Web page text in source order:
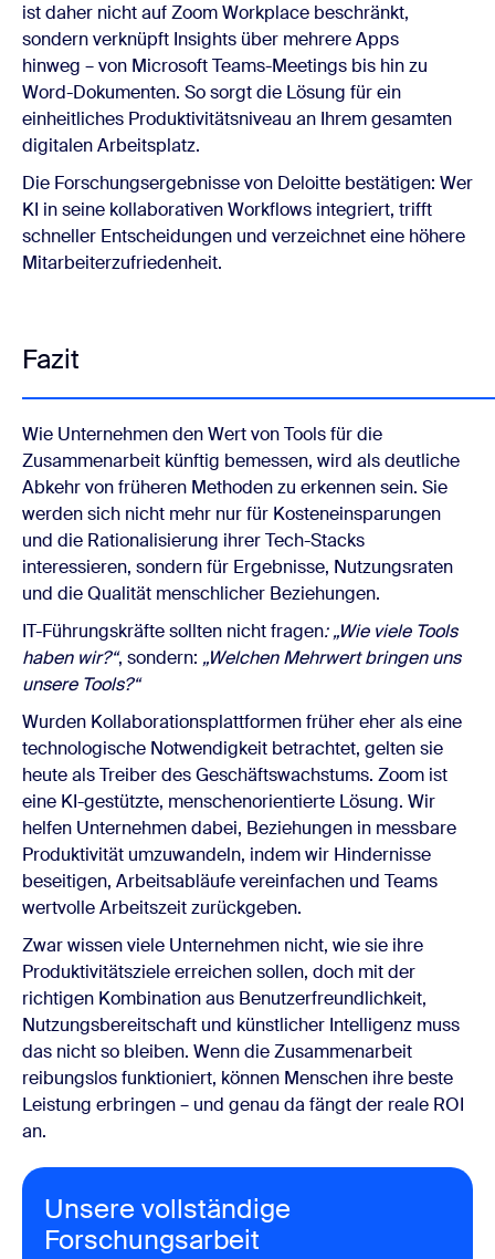
ist daher nicht auf Zoom Workplace beschränkt,
sondern verknüpft Insights über mehrere Apps
hinweg – von Microsoft Teams-Meetings bis hin zu
Word-Dokumenten. So sorgt die Lösung für ein
einheitliches Produktivitätsniveau an Ihrem gesamten
digitalen Arbeitsplatz.
Die Forschungsergebnisse von Deloitte bestätigen: Wer
KI in seine kollaborativen Workflows integriert, trifft
schneller Entscheidungen und verzeichnet eine höhere
Mitarbeiterzufriedenheit.
Fazit
Wie Unternehmen den Wert von Tools für die
Zusammenarbeit künftig bemessen, wird als deutliche
Abkehr von früheren Methoden zu erkennen sein. Sie
werden sich nicht mehr nur für Kosteneinsparungen
und die Rationalisierung ihrer Tech-Stacks
interessieren, sondern für Ergebnisse, Nutzungsraten
und die Qualität menschlicher Beziehungen.
IT-Führungskräfte sollten nicht fragen: „Wie viele Tools
haben wir?“, sondern: „Welchen Mehrwert bringen uns
unsere Tools?“
Wurden Kollaborationsplattformen früher eher als eine
technologische Notwendigkeit betrachtet, gelten sie
heute als Treiber des Geschäftswachstums. Zoom ist
eine KI-gestützte, menschenorientierte Lösung. Wir
helfen Unternehmen dabei, Beziehungen in messbare
Produktivität umzuwandeln, indem wir Hindernisse
beseitigen, Arbeitsabläufe vereinfachen und Teams
wertvolle Arbeitszeit zurückgeben.
Zwar wissen viele Unternehmen nicht, wie sie ihre
Produktivitätsziele erreichen sollen, doch mit der
richtigen Kombination aus Benutzerfreundlichkeit,
Nutzungsbereitschaft und künstlicher Intelligenz muss
das nicht so bleiben. Wenn die Zusammenarbeit
reibungslos funktioniert, können Menschen ihre beste
Leistung erbringen – und genau da fängt der reale ROI
an.
Unsere vollständige
Forschungsarbeit